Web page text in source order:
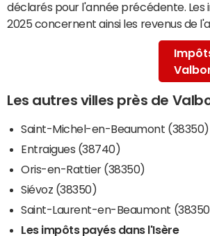
déclarés pour l'année précédente. Les
2025 concernent ainsi les revenus de
Les autres villes près de
Saint-Michel-en-Beaumont (38350)
Entraigues (38740)
Oris-en-Rattier (38350)
Siévoz (38350)
Saint-Laurent-en-Beaumont
Les impôts payés dans l'Isère